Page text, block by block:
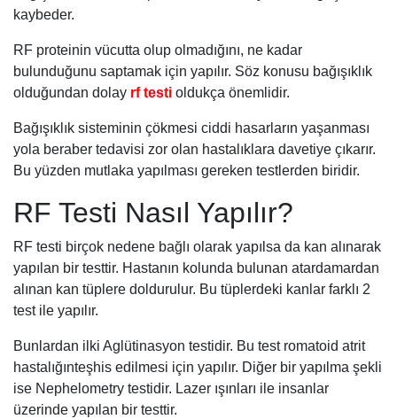
kaybeder.
RF proteinin vücutta olup olmadığını, ne kadar
bulunduğunu saptamak için yapılır. Söz konusu bağışıklık
olduğundan dolay rf testi oldukça önemlidir.
Bağışıklık sisteminin çökmesi ciddi hasarların yaşanması
yola beraber tedavisi zor olan hastalıklara davetiye çıkarır.
Bu yüzden mutlaka yapılması gereken testlerden biridir.
RF Testi Nasıl Yapılır?
RF testi birçok nedene bağlı olarak yapılsa da kan alınarak
yapılan bir testtir. Hastanın kolunda bulunan atardamardan
alınan kan tüplere doldurulur. Bu tüplerdeki kanlar farklı 2
test ile yapılır.
Bunlardan ilki Aglütinasyon testidir. Bu test romatoid atrit
hastalığınteşhis edilmesi için yapılır. Diğer bir yapılma şekli
ise Nephelometry testidir. Lazer ışınları ile insanlar
üzerinde yapılan bir testtir.